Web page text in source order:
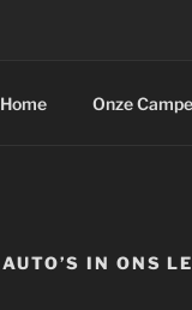
Home Onze
AUTO’S IN ONS